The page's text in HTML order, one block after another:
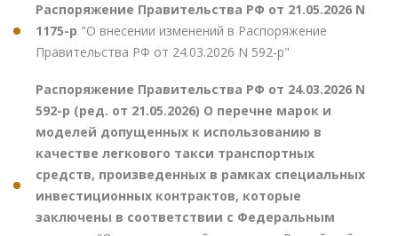
Распоряжение Правительства РФ от 21.05.2026 N
1175-р "О внесении изменений в Распоряжение
Правительства РФ от 24.03.2026 N 592-р"
Распоряжение Правительства РФ от 24.03.2026 N
592-р (ред. от 21.05.2026) О перечне марок и
моделей допущенных к использованию в
качестве легкового такси транспортных
средств, произведенных в рамках специальных
инвестиционных контрактов, которые
заключены в соответствии с Федеральным